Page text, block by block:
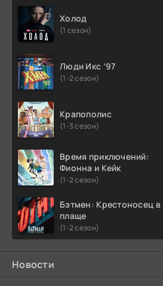
Холод
(1 сезон)
Люди Икс ’97
(1-2 сезон)
Крапополис
(1-3 сезон)
Время приключений:
Фионна и Кейк
(1-2 сезон)
Бэтмен: Крестоносец в
плаще
(1-2 сезон)
Новости